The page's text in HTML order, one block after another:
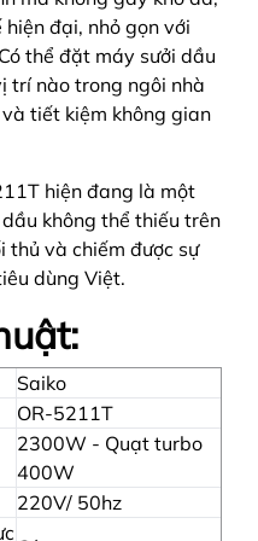
đại, nhỏ gọn với
thể đặt máy sưởi dầu
trí nào trong ngôi nhà
tiết kiệm không gian
hiện đang là một
không thể thiếu trên
thủ và chiếm được sự
dùng Việt.
Saiko
OR-5211T
2300W - Quạt turbo
400W
220V/ 50hz